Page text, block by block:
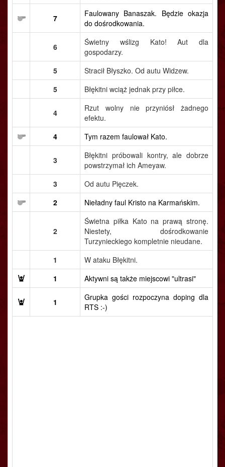
7
Faulowany Banaszak. Będzie okazja
do dośrodkowania.
6
Świetny wślizg Kato! Aut dla
gospodarzy.
5
Stracił Błyszko. Od autu Widzew.
5
Błękitni wciąż jednak przy piłce.
4
Rzut wolny nie przyniósł żadnego
efektu.
4
Tym razem faulował Kato.
3
Błękitni próbowali kontry, ale dobrze
powstrzymał ich Ameyaw.
3
Od autu Pięczek.
2
Nieładny faul Kristo na Karmańskim.
2
Świetna piłka Kato na prawą stronę.
Niestety, dośrodkowanie
Turzynieckiego kompletnie nieudane.
1
W ataku Błękitni.
1
Aktywni są także miejscowi "ultrasi"
1
Grupka gości rozpoczyna doping dla
RTS :-)